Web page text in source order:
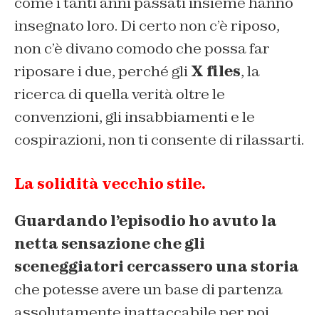
insegnato loro. Di certo non c’è riposo,
non c’è divano comodo che possa far
riposare i due, perché gliX files, la
ricerca di quella verità oltre le
convenzioni, gli insabbiamenti e le
cospirazioni, non ti consente di rilassarti.
La solidità vecchio stile.
Guardando l’episodio ho avuto la
netta sensazione che gli
sceneggiatori cercassero una storia
che potesse avere un base di partenza